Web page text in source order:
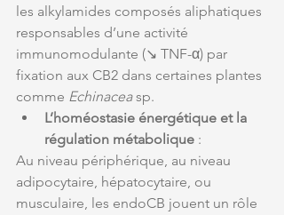
les alkylamides composés aliphatiques
responsables d’une activité
immunomodulante (↘ TNF-α) par
fixation aux CB2 dans certaines plantes
comme Echinacea sp.
L’homéostasie énergétique et la
régulation métabolique :
Au niveau périphérique, au niveau
adipocytaire, hépatocytaire, ou
musculaire, les endoCB jouent un rôle